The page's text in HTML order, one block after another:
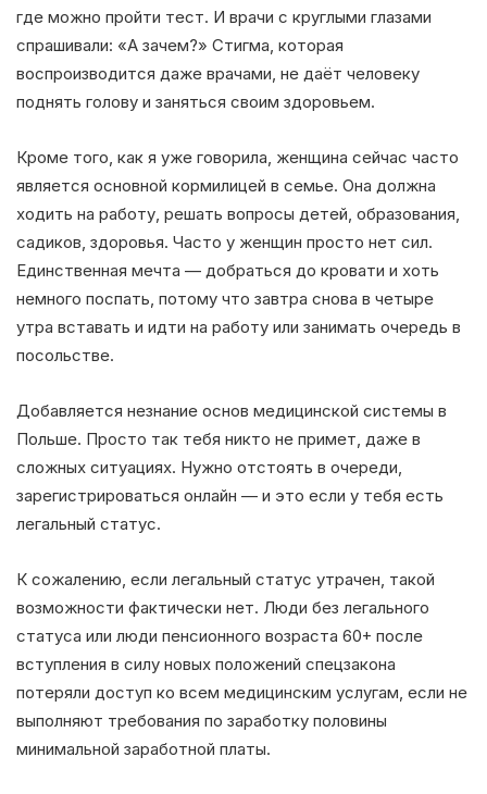
где можно пройти тест. И врачи с круглыми глазами
спрашивали: «А зачем?» Стигма, которая
воспроизводится даже врачами, не даёт человеку
поднять голову и заняться своим здоровьем.
Кроме того, как я уже говорила, женщина сейчас часто
является основной кормилицей в семье. Она должна
ходить на работу, решать вопросы детей, образования,
садиков, здоровья. Часто у женщин просто нет сил.
Единственная мечта — добраться до кровати и хоть
немного поспать, потому что завтра снова в четыре
утра вставать и идти на работу или занимать очередь в
посольстве.
Добавляется незнание основ медицинской системы в
Польше. Просто так тебя никто не примет, даже в
сложных ситуациях. Нужно отстоять в очереди,
зарегистрироваться онлайн — и это если у тебя есть
легальный статус.
К сожалению, если легальный статус утрачен, такой
возможности фактически нет. Люди без легального
статуса или люди пенсионного возраста 60+ после
вступления в силу новых положений спецзакона
потеряли доступ ко всем медицинским услугам, если не
выполняют требования по заработку половины
минимальной заработной платы.